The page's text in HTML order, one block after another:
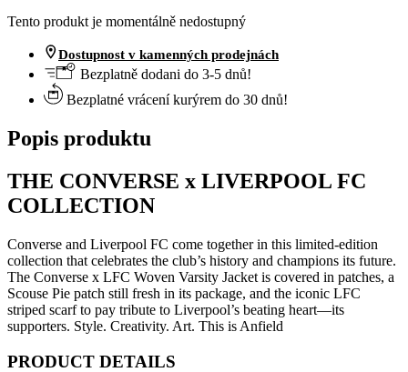
Tento produkt je momentálně nedostupný
Dostupnost v kamenných prodejnách
Bezplatně dodani do 3-5 dnů!
Bezplatné vrácení kurýrem do 30 dnů!
Popis produktu
THE CONVERSE x LIVERPOOL FC
COLLECTION
Converse and Liverpool FC come together in this limited-edition
collection that celebrates the club’s history and champions its future.
The Converse x LFC Woven Varsity Jacket is covered in patches, a
Scouse Pie patch still fresh in its package, and the iconic LFC
striped scarf to pay tribute to Liverpool’s beating heart—its
supporters. Style. Creativity. Art. This is Anfield
PRODUCT DETAILS